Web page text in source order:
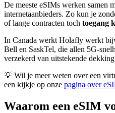
De meeste eSIMs werken samen
internetaanbieders. Zo kun je
of lange contracten toch toegang
In Canada werkt Holafly werkt
Bell en SaskTel, die allen 5G-
verzekerd van uitstekende
💡 Wil je meer weten over een
een kijkje op onze pagina over
Waarom een eSIM